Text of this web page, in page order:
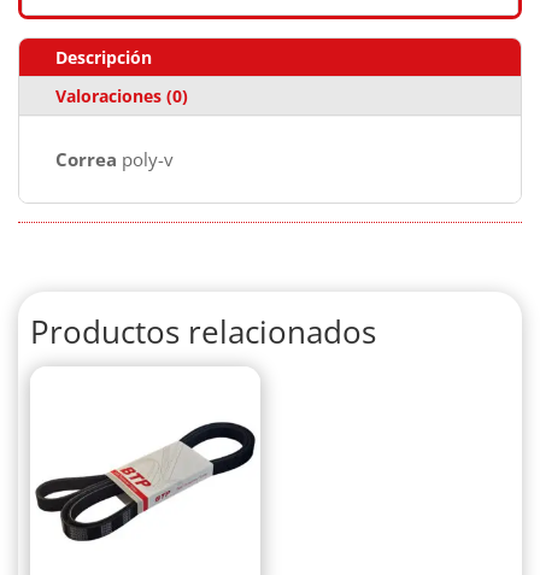
Descripción
Valoraciones (0)
Correa poly-v
Productos relacionados